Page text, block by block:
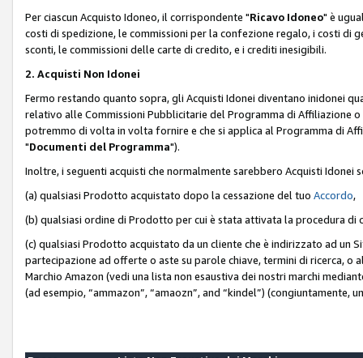
Per ciascun Acquisto Idoneo, il corrispondente "Ricavo Idoneo" è
costi di spedizione, le commissioni per la confezione regalo, i costi di
sconti, le commissioni delle carte di credito, e i crediti inesigibili.
2. Acquisti Non Idonei
Fermo restando quanto sopra, gli Acquisti Idonei diventano inidonei
relativo alle Commissioni Pubblicitarie del Programma di Affiliazione
potremmo di volta in volta fornire e che si applica al Programma di
"Documenti del Programma").
Inoltre, i seguenti acquisti che normalmente sarebbero Acquisti
(a) qualsiasi Prodotto acquistato dopo la cessazione del tuo Accordo,
(b) qualsiasi ordine di Prodotto per cui è stata attivata la procedura di
(c) qualsiasi Prodotto acquistato da un cliente che è indirizzato ad un
partecipazione ad offerte o aste su parole chiave, termini di ricerca,
Marchio Amazon (vedi una lista non esaustiva dei nostri marchi
(ad esempio, “ammazon”, “amaozn”, and “kindel”) (congiuntamente,